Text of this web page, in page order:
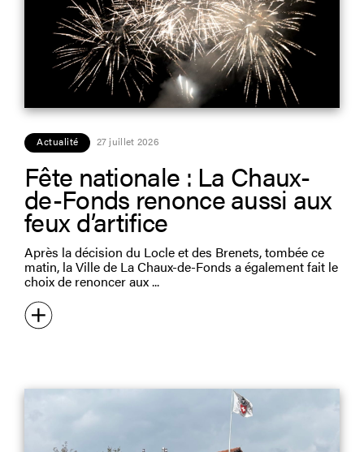
Actualité 27 juillet 2026
Fête nationale : La Chaux-
de-Fonds renonce aussi aux
feux d’artifice
Après la décision du Locle et des Brenets, tombée ce
matin, la Ville de La Chaux-de-Fonds a également fait le
choix de renoncer aux